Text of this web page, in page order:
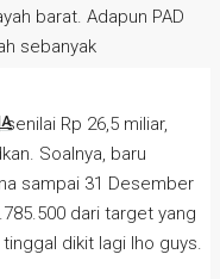
barat. Adapun PAD
sebanyak
Rp 26,5 miliar,
Soalnya, baru
sampai 31 Desember
dari target yang
dikit lagi lho guys.